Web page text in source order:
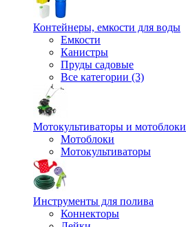
Контейнеры, емкости для воды
Емкости
Канистры
Пруды садовые
Все категории (3)
Мотокультиваторы и мотоблоки
Мотоблоки
Мотокультиваторы
Инструменты для полива
Коннекторы